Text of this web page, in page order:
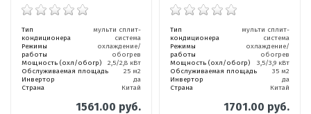
Тип
кондиционера
мульти сплит-
система
Режимы
работы
охлаждение/
обогрев
Мощность (охл/обогр)
2,5/2,8 кВт
Обслуживаемая площадь
25 м2
Инвертор
да
Страна
Китай
1561.00 руб.
Тип
кондиционера
мульти сплит-
система
Режимы
работы
охлаждение/
обогрев
Мощность (охл/обогр)
3,5/3,9 кВт
Обслуживаемая площадь
35 м2
Инвертор
да
Страна
Китай
1701.00 руб.